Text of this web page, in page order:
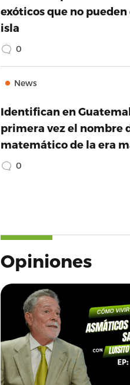
exóticos que no
isla
0
News
Identifican en
primera vez el nombre
matemático de la era
0
Opiniones